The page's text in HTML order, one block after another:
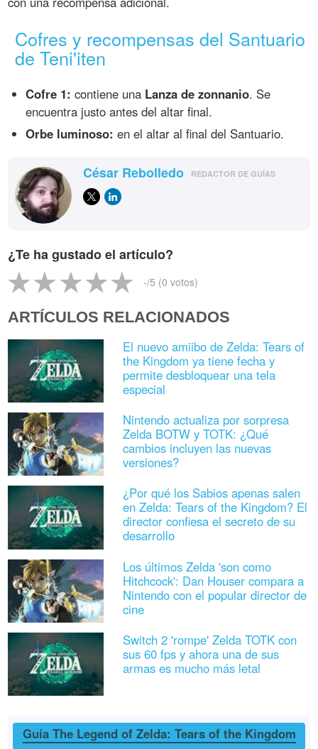
Cofres y recompensas del Santuario
de Teni'iten
Cofre 1: contiene una Lanza de zonnanio. Se
encuentra justo antes del altar final.
Orbe luminoso: en el altar al final del Santuario.
César Rebolledo REDACTOR DE GUÍAS
¿Te ha gustado el artículo?
-/5 (0 votos)
ARTÍCULOS RELACIONADOS
El nuevo amiibo de Zelda: Tears of
the Kingdom ya tiene fecha y
permite desbloquear una tela
especial
Nintendo actualiza por sorpresa
Zelda BOTW y TOTK: ¿Qué
cambios incluyen las nuevas
versiones?
¿Por qué los Sabios apenas salen
en Zelda: Tears of the Kingdom? El
director confiesa el secreto de su
desarrollo
Los últimos Zelda 'son como
Hitchcock': Dan Houser compara a
Nintendo con el popular director de
cine
Switch 2 'rompe' Zelda TOTK con
sus 60 fps y ahora una de sus
armas es mucho más letal
Guía The Legend of Zelda: Tears of the Kingdom